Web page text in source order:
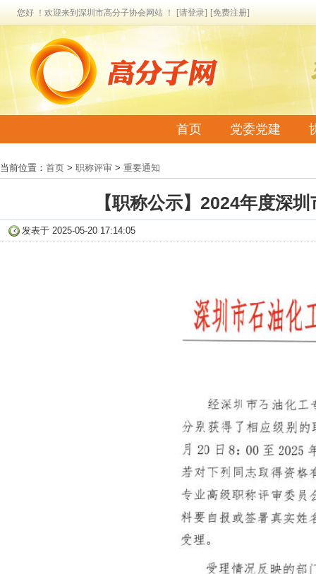
您好 ！欢迎来到深圳市高分子协会网站 ！ [请登录] [免费注册]
首页 党委党建
当前位置： 首页 > 职称评审 > 重要通知
【职称公示】2024年度深
发表于 2025-05-20 17:14:05